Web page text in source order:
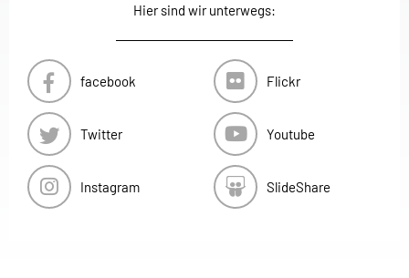
Hier sind wir unterwegs:
facebook
Twitter
Instagram
Flickr
Youtube
SlideShare